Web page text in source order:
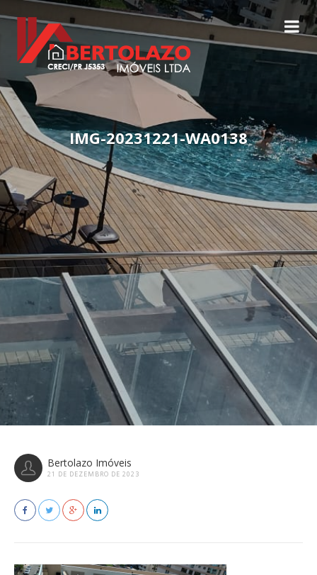
IMG-20231221-WA0138
Bertolazo Imóveis
21 DE DEZEMBRO DE 2023